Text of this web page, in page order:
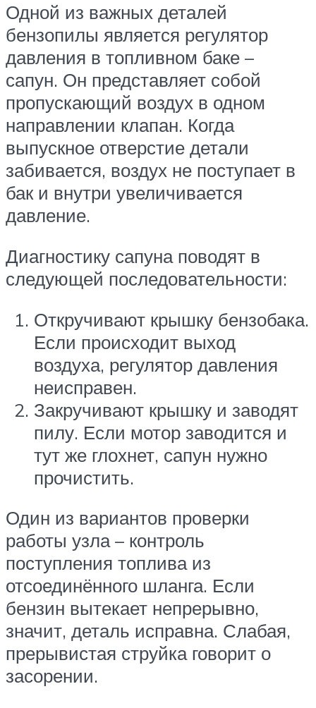
Одной из важных деталей
бензопилы является регулятор
давления в топливном баке –
сапун. Он представляет собой
пропускающий воздух в одном
направлении клапан. Когда
выпускное отверстие детали
забивается, воздух не поступает в
бак и внутри увеличивается
давление.
Диагностику сапуна поводят в
следующей последовательности:
Откручивают крышку бензобака.
Если происходит выход
воздуха, регулятор давления
неисправен.
Закручивают крышку и заводят
пилу. Если мотор заводится и
тут же глохнет, сапун нужно
прочистить.
Один из вариантов проверки
работы узла – контроль
поступления топлива из
отсоединённого шланга. Если
бензин вытекает непрерывно,
значит, деталь исправна. Слабая,
прерывистая струйка говорит о
засорении.